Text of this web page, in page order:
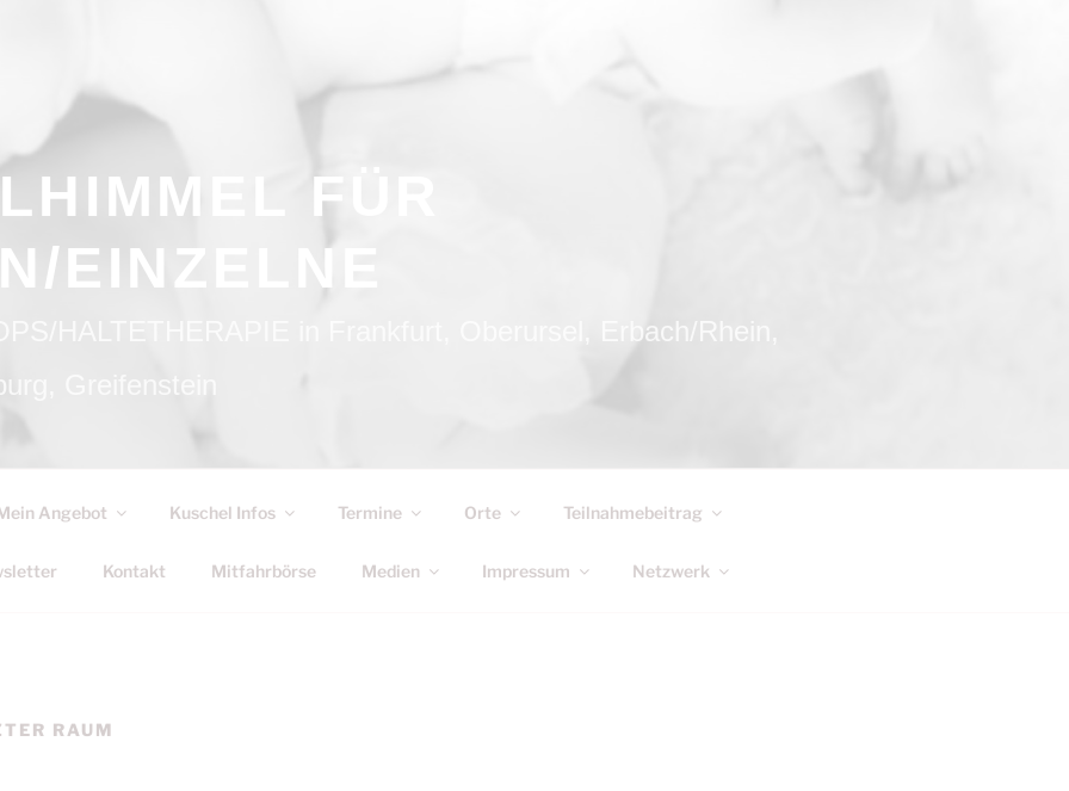
FÜR
EINZELNE
HALTETHERAPIE in Frankfurt, Oberursel, Erbach/Rhein,
Greifenstein
Angebot Kuschel Infos Termine Orte Teilnahmebeitrag
Kontakt Mitfahrbörse Medien Impressum Netzwerk
RAUM